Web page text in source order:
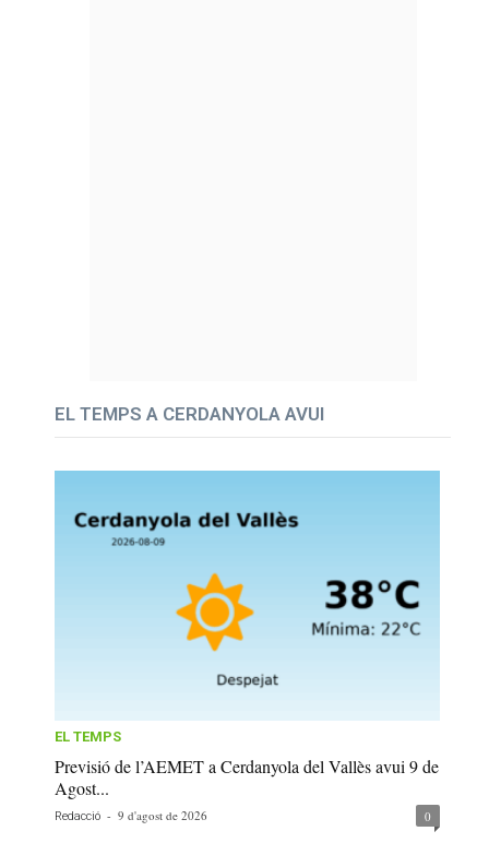
EL TEMPS A CERDANYOLA AVUI
EL TEMPS
Previsió de l’AEMET a Cerdanyola del Vallès avui 9 de
Agost...
Redacció - 9 d'agost de 2026 0